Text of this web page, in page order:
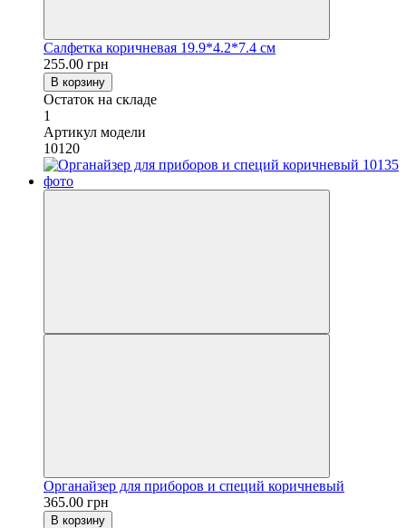
Салфетка коричневая 19.9*4.2*7.4 см
255.00 грн
В корзину
Остаток на складе
1
Артикул модели
10120
Органайзер для приборов и специй коричневый
365.00 грн
В корзину